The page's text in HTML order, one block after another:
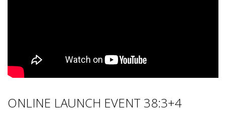
ONLINE LAUNCH EVENT 38:3+4